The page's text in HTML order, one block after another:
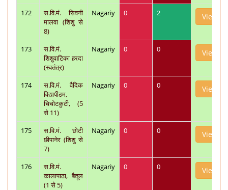
172
स.वि.मं. सिवनी
मालवा (शिशु से
8)
Nagariy 0 2 View
173
स.वि.मं.
शिशुवाटिका हरदा
(स्वतंत्र)
Nagariy 0 0 View
174
स.वि.मं. वैदिक
विद्यापीठम,
चिचोटकुटी, (5
से 11)
Nagariy 0 0 View
175
स.वि.मं. छोटी
छीपानेर (शिशु से
7)
Nagariy 0 0 View
176
स.वि.मं.
कालापाठा, बैतूल
(1 से 5)
Nagariy 0 0 View